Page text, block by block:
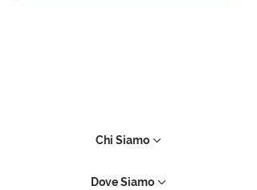
Chi Siamo
Dove Siamo